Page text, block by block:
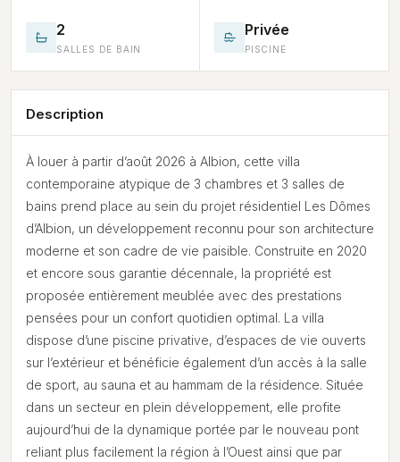
2
SALLES DE BAIN
Privée
PISCINE
Description
À louer à partir d’août 2026 à Albion, cette villa
contemporaine atypique de 3 chambres et 3 salles de
bains prend place au sein du projet résidentiel Les Dômes
d’Albion, un développement reconnu pour son architecture
moderne et son cadre de vie paisible. Construite en 2020
et encore sous garantie décennale, la propriété est
proposée entièrement meublée avec des prestations
pensées pour un confort quotidien optimal. La villa
dispose d’une piscine privative, d’espaces de vie ouverts
sur l’extérieur et bénéficie également d’un accès à la salle
de sport, au sauna et au hammam de la résidence. Située
dans un secteur en plein développement, elle profite
aujourd’hui de la dynamique portée par le nouveau pont
reliant plus facilement la région à l’Ouest ainsi que par